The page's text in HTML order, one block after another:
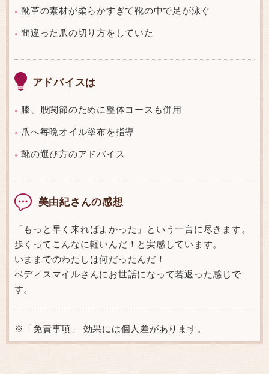
● 靴革の素材が柔らかすぎて靴の中で足が泳ぐ
● 間違った爪の切り方をしていた
アドバイスは
● 膝、股関節のために整体コースも併用
● 爪へ毎晩オイル塗布を指導
● 靴の選び方のアドバイス
美由紀さんの感想
「もっと早く来ればよかった」という一言に尽きます。
歩くってこんなに軽いんだ！と実感しています。
いままでのわたしは何だったんだ！
ペディスマイルさんにお世話になって若返った感じで
す。
※「免責事項」 効果には個人差があります。